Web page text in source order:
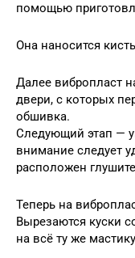
помощью
Она наносится
Далее вибропласт
двери, с которых
обшивка.
Следующий этап —
внимание следует
расположен
Теперь на
Вырезаются куски
на всё ту же